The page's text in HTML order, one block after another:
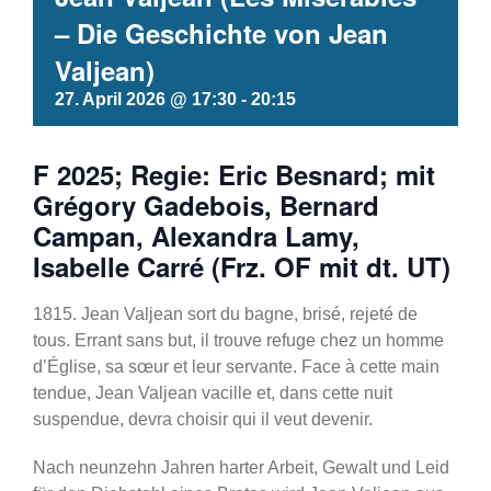
– Die Geschichte von Jean
Valjean)
27. April 2026 @ 17:30 - 20:15
F 2025; Regie: Eric Besnard; mit
Grégory Gadebois, Bernard
Campan, Alexandra Lamy,
Isabelle Carré (Frz. OF mit dt. UT)
1815. Jean Valjean sort du bagne, brisé, rejeté de
tous. Errant sans but, il trouve refuge chez un homme
d’Église, sa sœur et leur servante. Face à cette main
tendue, Jean Valjean vacille et, dans cette nuit
suspendue, devra choisir qui il veut devenir.
Nach neunzehn Jahren harter Arbeit, Gewalt und Leid